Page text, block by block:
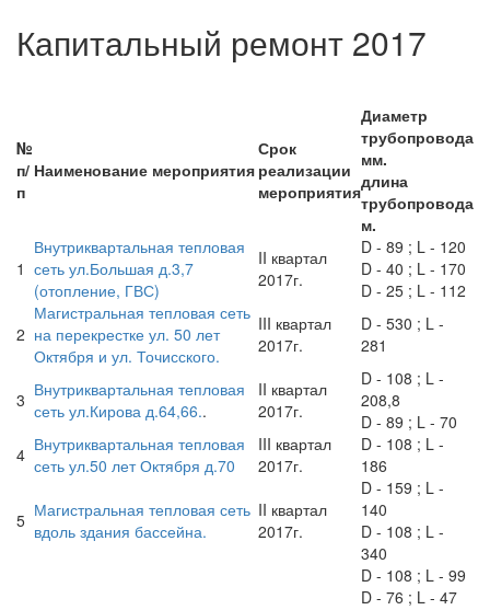
Капитальный ремонт 2017
№
п/
п
Наименование мероприятия
Срок
реализации
мероприятия
Диаметр
трубопровода
мм.
длина
трубопровода
м.
1
Внутриквартальная тепловая
сеть ул.Большая д.3,7
(отопление, ГВС)
II квартал
2017г.
D - 89 ; L - 120
D - 40 ; L - 170
D - 25 ; L - 112
2
Магистральная тепловая сеть
на перекрестке ул. 50 лет
Октября и ул. Точисского.
III квартал
2017г.
D - 530 ; L -
281
3 Внутриквартальная тепловая
сеть ул.Кирова д.64,66..
II квартал
2017г.
D - 108 ; L -
208,8
D - 89 ; L - 70
4 Внутриквартальная тепловая
сеть ул.50 лет Октября д.70
III квартал
2017г.
D - 108 ; L -
186
5 Магистральная тепловая сеть
вдоль здания бассейна.
II квартал
2017г.
D - 159 ; L -
140
D - 108 ; L -
340
D - 108 ; L - 99
D - 76 ; L - 47